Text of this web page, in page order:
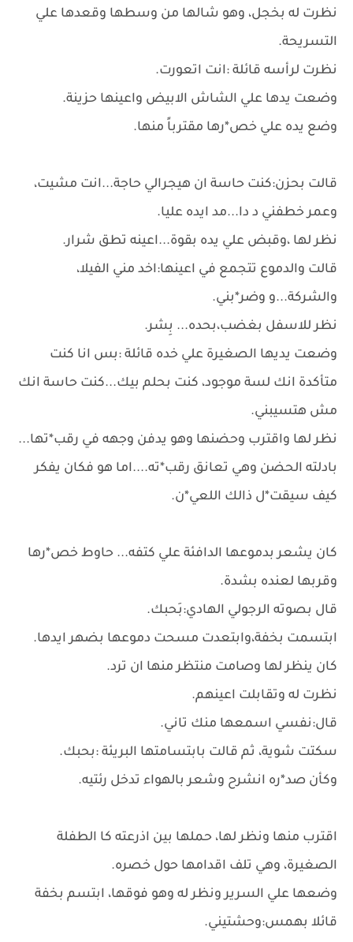
نظرت له بخجل، وهو شالها من وسطها وقعدها علي
التسريحة.
نظرت لرأسه قائلة :انت اتعورت.
وضعت يدها علي الشاش الابيض واعينها حزينة.
وضع يده علي خص*رها مقترباً منها.
قالت بحزن:كنت حاسة ان هيجرالي حاجة...انت مشيت،
وعمر خطفني د دا...مد ايده عليا.
نظر لها ،وقبض علي يده بقوة...اعينه تطق شرار.
قالت والدموع تتجمع في اعينها:اخد مني الفيلا،
والشركة...و وضر*بني.
نظر للاسفل بغضب،بحده... بِشر.
وضعت يديها الصغيرة علي خده قائلة :بس انا كنت
متأكدة انك لسة موجود، كنت بحلم بيك...كنت حاسة انك
مش هتسيبني.
نظر لها واقترب وحضنها وهو يدفن وجهه في رقب*تها...
بادلته الحضن وهي تعانق رقب*ته....اما هو فكان يفكر
كيف سيقت*ل ذالك اللعي*ن.
كان يشعر بدموعها الدافئة علي كتفه... حاوط خص*رها
وقربها لعنده بشدة.
قال بصوته الرجولي الهادي:بَحبك.
ابتسمت بخفة،وابتعدت مسحت دموعها بضهر ايدها.
كان ينظر لها وصامت منتظر منها ان ترد.
نظرت له وتقابلت اعينهم.
قال:نفسي اسمعها منك تاني.
سكتت شوية، ثم قالت بابتسامتها البريئة :بحبك.
وكأن صد*ره انشرح وشعر بالهواء تدخل رئتيه.
اقترب منها ونظر لها، حملها بين اذرعته كا الطفلة
الصغيرة، وهي تلف اقدامها حول خصره.
وضعها علي السرير ونظر له وهو فوقها، ابتسم بخفة
قائلا بهمس:وحشتيني.